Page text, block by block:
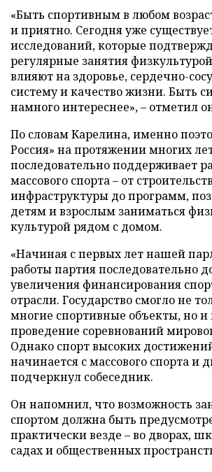
«Быть спортивным в любом
и приятно. Сегодня уже
исследований, которые
регулярные занятия
влияют на здоровье, сердечно-
систему и качество жизни. Быть
намного интереснее», – отметил
По словам Карелина, именно
Россия» на протяжении многих
последовательно поддерживает
массового спорта – от
инфраструктуры до программ,
детям и взрослым заниматься
культурой рядом с домом.
«Начиная с первых лет нашей
работы партия последовательно
увеличения финансирования
отрасли. Государство смогло не
многие спортивные объекты, но
проведение соревнований
Однако спорт высоких
начинается с массового спорта и
подчеркнул собеседник.
Он напомнил, что возможность
спортом должна быть
практически везде – во дворах,
садах и общественных